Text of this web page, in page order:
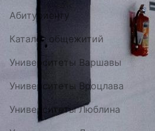
Абитуриенту
Каталог общежитий
Университеты Варшавы
Университеты Вроцлава
Университеты Люблина